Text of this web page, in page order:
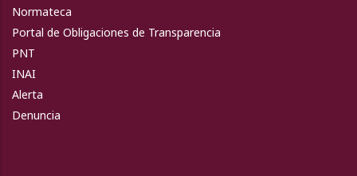
Normateca
Portal de Obligaciones de Transparencia
PNT
INAI
Alerta
Denuncia